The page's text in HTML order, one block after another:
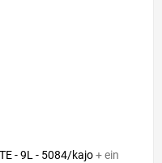
- 9L - 5084/kajo+ ein